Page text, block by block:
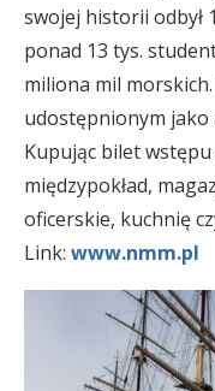
swojej historii odbył
ponad 13 tys.
miliona mil
udostępnionym
Kupując bilet
międzypokład,
oficerskie, kuchnię
Link: www.nmm.pl